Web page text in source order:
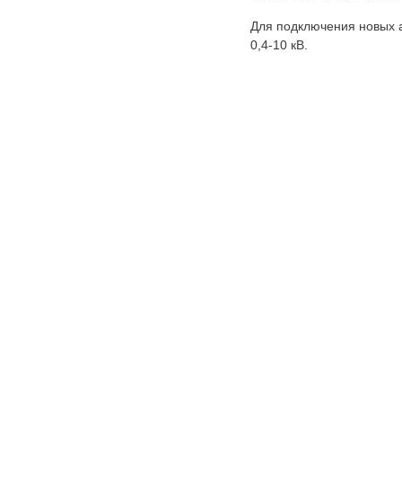
Для подключения новых
0,4-10 кВ.